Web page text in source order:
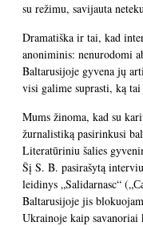
su režimu, savijauta
Dramatiška ir tai, kad
anoniminis: nenurodomi
Baltarusijoje gyvena jų
visi galime suprasti, ką tai
Mums žinoma, kad su
žurnalistiką pasirinkusi
Literatūriniu šalies
Šį S. B. pasirašytą
leidinys „Salidarnasc“
Baltarusijoje jis
Ukrainoje kaip savanoriai